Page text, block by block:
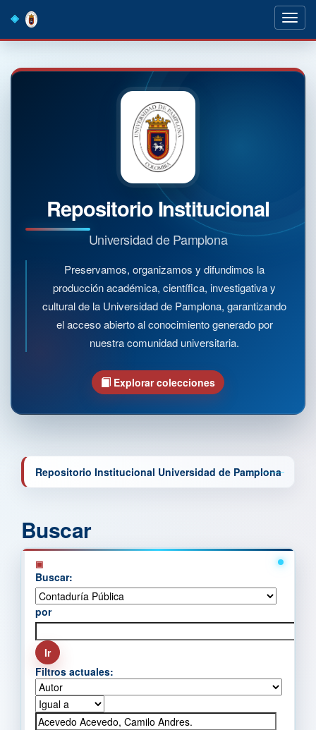
navigation
Repositorio Institucional
Universidad de Pamplona
Preservamos, organizamos y difundimos la
producción académica, científica, investigativa y
cultural de la Universidad de Pamplona, garantizando
el acceso abierto al conocimiento generado por
nuestra comunidad universitaria.
Explorar colecciones
Repositorio Institucional Universidad de Pamplona
Buscar
Buscar:
por
Filtros actuales: